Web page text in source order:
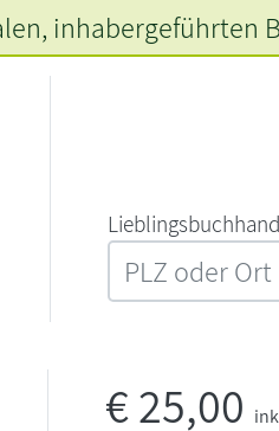
, inhabergeführten
€25,00